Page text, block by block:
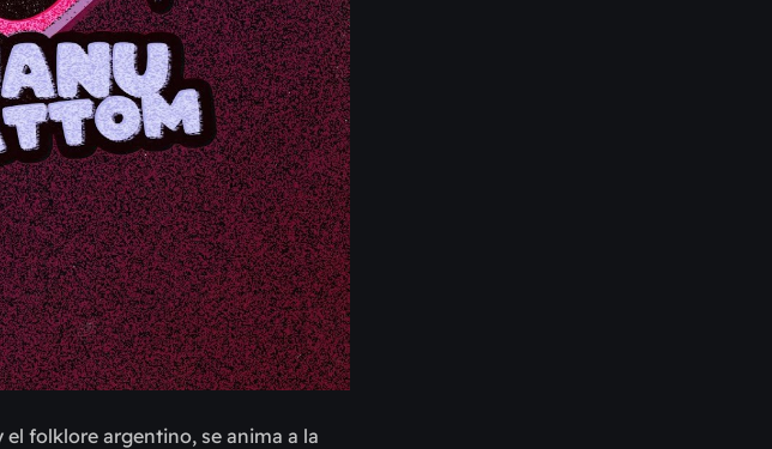
folklore argentino, se anima a la